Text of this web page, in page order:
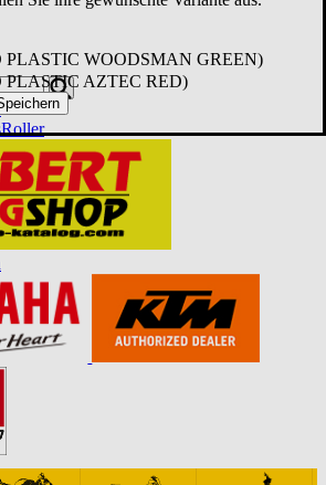
Roller
PLASTIC WOODSMAN GREEN)
PLASTIC AZTEC RED)